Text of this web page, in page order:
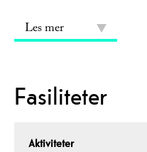
Les mer
Fasiliteter
Aktiviteter